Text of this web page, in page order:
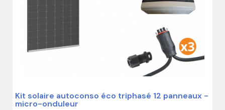
Kit solaire autoconso éco triphasé 12 panneaux -
micro-onduleur